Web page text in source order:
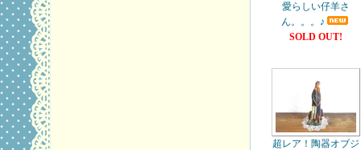
愛らしい仔羊さ
ん。。。♪
SOLD OUT!
超レア！陶器オブジ